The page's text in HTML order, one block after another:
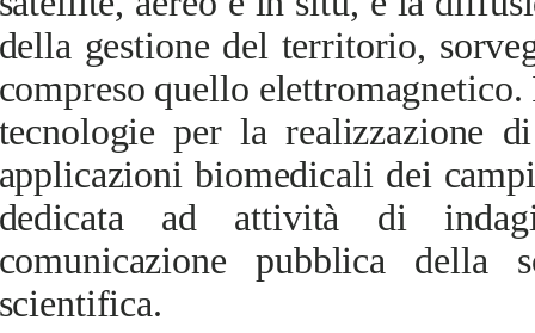
gestione del territorio,
quello
per la realizzazione
biomedicali dei
ad attività di
pubblica